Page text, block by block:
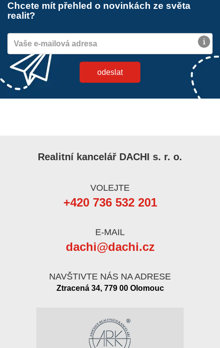
Chcete mít přehled o novinkách ze světa
realit?
Realitní kancelář DACHI s. r. o.
VOLEJTE
+420 736 532 201
E-MAIL
dachi@dachi.cz
NAVŠTIVTE NÁS NA ADRESE
Ztracená 34, 779 00 Olomouc